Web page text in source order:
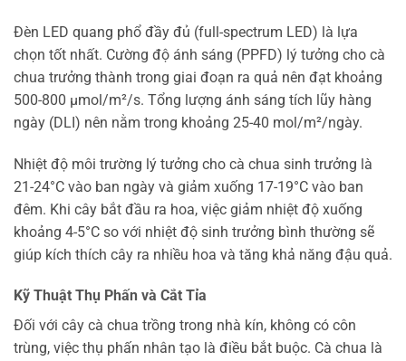
Đèn LED quang phổ đầy đủ (full-spectrum LED) là lựa
chọn tốt nhất. Cường độ ánh sáng (PPFD) lý tưởng cho cà
chua trưởng thành trong giai đoạn ra quả nên đạt khoảng
500-800 µmol/m²/s. Tổng lượng ánh sáng tích lũy hàng
ngày (DLI) nên nằm trong khoảng 25-40 mol/m²/ngày.
Nhiệt độ môi trường lý tưởng cho cà chua sinh trưởng là
21-24°C vào ban ngày và giảm xuống 17-19°C vào ban
đêm. Khi cây bắt đầu ra hoa, việc giảm nhiệt độ xuống
khoảng 4-5°C so với nhiệt độ sinh trưởng bình thường sẽ
giúp kích thích cây ra nhiều hoa và tăng khả năng đậu quả.
Kỹ Thuật Thụ Phấn và Cắt Tỉa
Đối với cây cà chua trồng trong nhà kín, không có côn
trùng, việc thụ phấn nhân tạo là điều bắt buộc. Cà chua là